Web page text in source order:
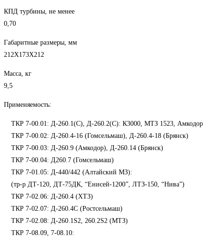
КПД турбины, не менее
0,70
Габаритные размеры, мм
212X173X212
Масса, кг
9,5
Применяемость:
ТКР 7-00.01: Д-260.1(С), Д-260.2(С): К3000, МТЗ 1523, Амкодор
ТКР 7-00.02: Д-260.4-16 (Гомсельмаш), Д-260.4-18 (Брянск)
ТКР 7-00.03: Д-260.9 (Амкодор), Д-260.14 (Брянск)
ТКР 7-00.04: Д260.7 (Гомсельмаш)
ТКР 7-01.05: Д-440/442 (Алтайский МЗ):
(тр-р ДТ-120, ДТ-75ДК, “Енисей-1200”, ЛТЗ-150, “Нива”)
ТКР 7-02.06: Д-260.4 (ХТЗ)
ТКР 7-02.07: Д-260.4С (Ростсельмаш)
ТКР 7-02.08: Д-260.1S2, 260.2S2 (МТЗ)
ТКР 7-08.09, 7-08.10: